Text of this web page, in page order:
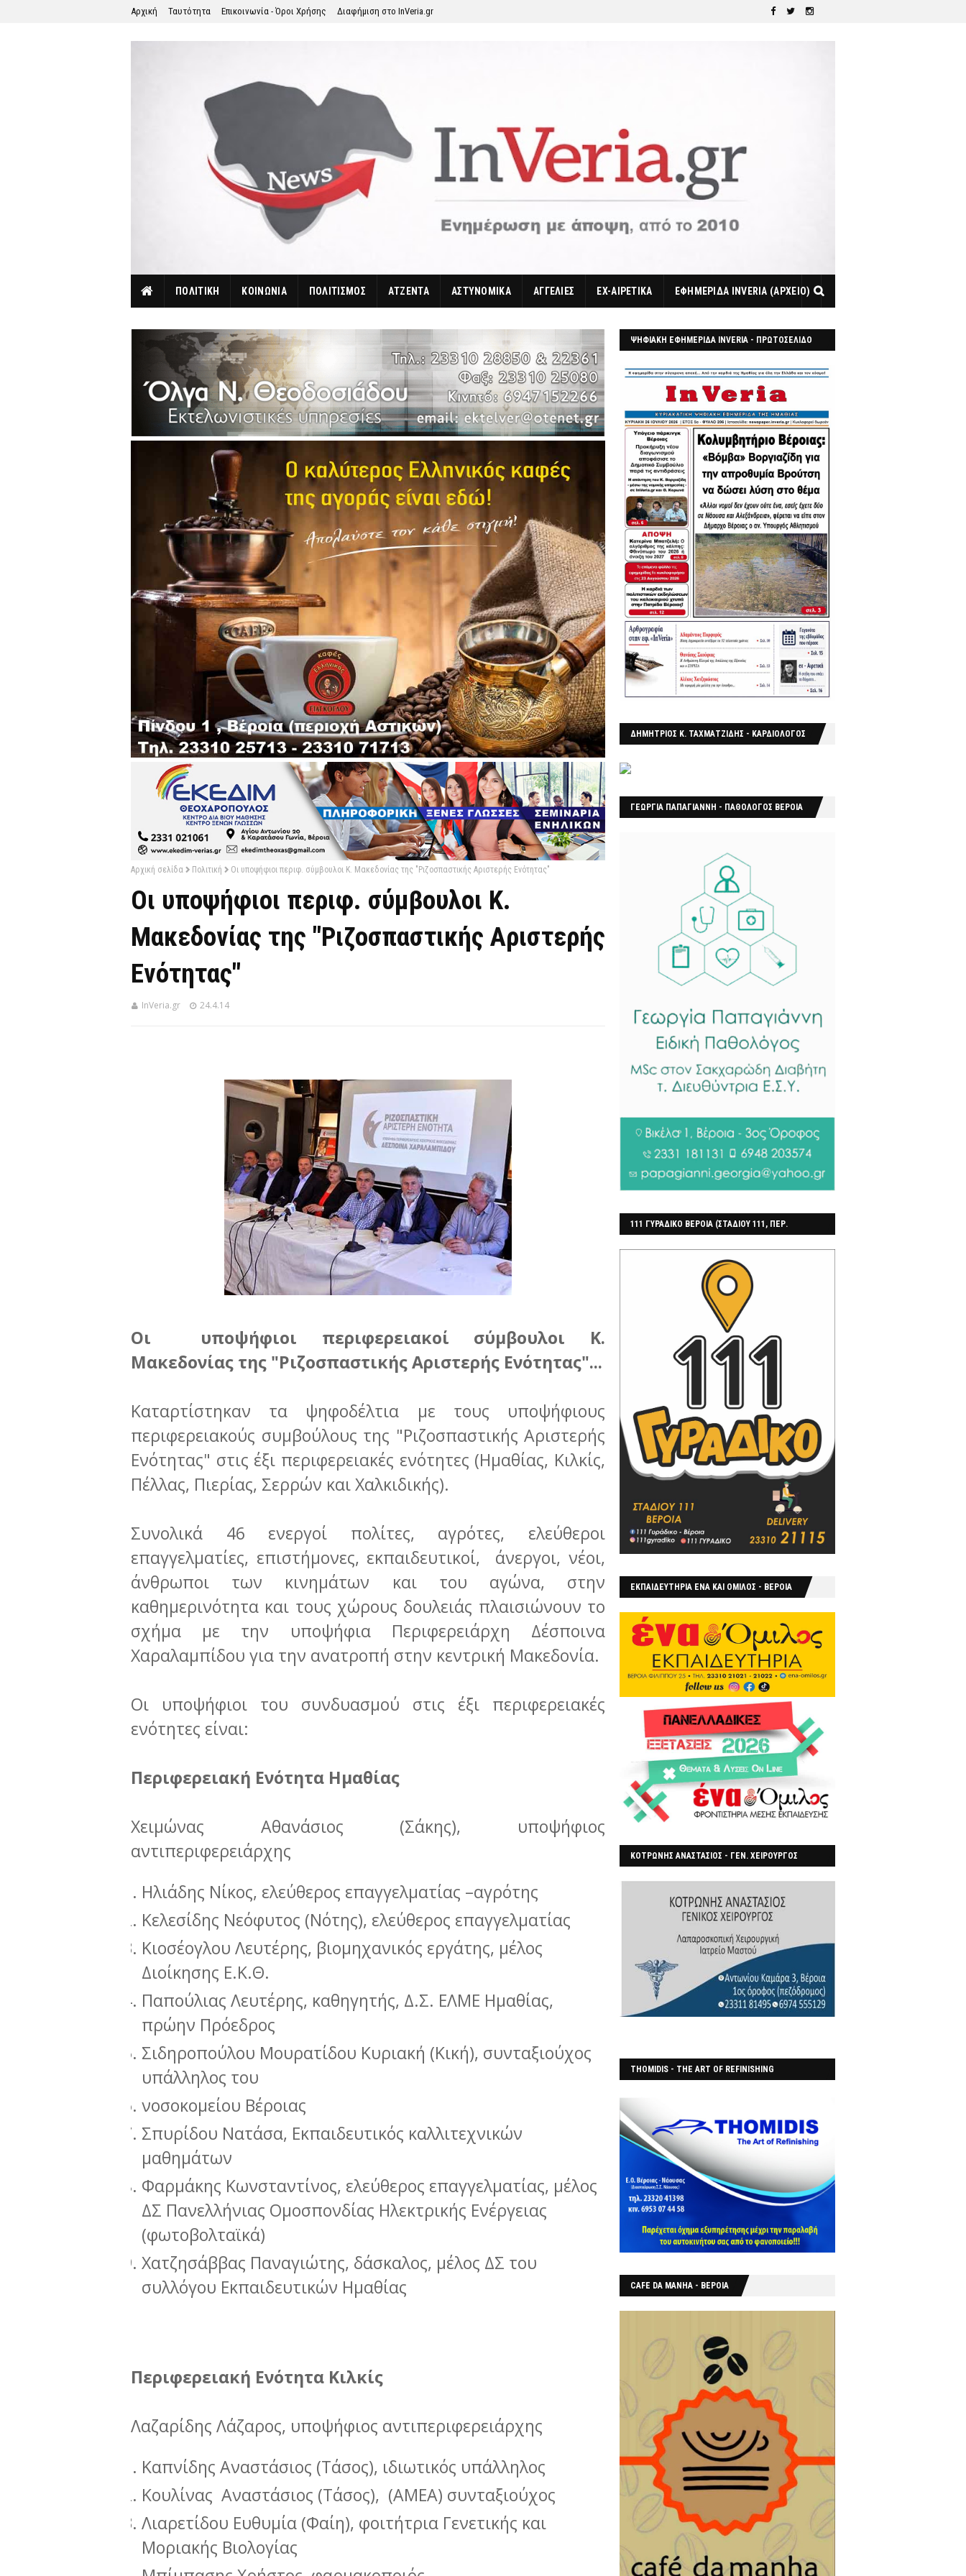
Αρχική Ταυτότητα Επικοινωνία - Όροι Χρήσης Διαφήμιση στο InVeria.gr
ΠΟΛΙΤΙΚΗ ΚΟΙΝΩΝΙΑ ΠΟΛΙΤΙΣΜΟΣ ΑΤΖΕΝΤΑ ΑΣΤΥΝΟΜΙΚΑ ΑΓΓΕΛΙΕΣ EX-ΑΙΡΕΤΙΚΑ ΕΦΗΜΕΡΙΔΑ INVERIA (ΑΡΧΕΙΟ)
Αρχική σελίδα Πολιτική Οι υποψήφιοι περιφ. σύμβουλοι Κ. Μακεδονίας της "Ριζοσπαστικής Αριστερής Ενότητας"
Οι υποψήφιοι περιφ. σύμβουλοι Κ.
Μακεδονίας της "Ριζοσπαστικής Αριστερής
Ενότητας"
InVeria.gr 24.4.14
Οι υποψήφιοι περιφερειακοί σύμβουλοι Κ.
Μακεδονίας της "Ριζοσπαστικής Αριστερής Ενότητας"...
Καταρτίστηκαν τα ψηφοδέλτια με τους υποψήφιους
περιφερειακούς συμβούλους της "Ριζοσπαστικής Αριστερής
Ενότητας" στις έξι περιφερειακές ενότητες (Ημαθίας, Κιλκίς,
Πέλλας, Πιερίας, Σερρών και Χαλκιδικής).
Συνολικά 46 ενεργοί πολίτες, αγρότες, ελεύθεροι
επαγγελματίες, επιστήμονες, εκπαιδευτικοί, άνεργοι, νέοι,
άνθρωποι των κινημάτων και του αγώνα, στην
καθημερινότητα και τους χώρους δουλειάς πλαισιώνουν το
σχήμα με την υποψήφια Περιφερειάρχη Δέσποινα
Χαραλαμπίδου για την ανατροπή στην κεντρική Μακεδονία.
Οι υποψήφιοι του συνδυασμού στις έξι περιφερειακές
ενότητες είναι:
Περιφερειακή Ενότητα Ημαθίας
Χειμώνας Αθανάσιος (Σάκης), υποψήφιος
αντιπεριφερειάρχης
Ηλιάδης Νίκος, ελεύθερος επαγγελματίας –αγρότης
Κελεσίδης Νεόφυτος (Νότης), ελεύθερος επαγγελματίας
Κιοσέογλου Λευτέρης, βιομηχανικός εργάτης, μέλος
Διοίκησης Ε.Κ.Θ.
Παπούλιας Λευτέρης, καθηγητής, Δ.Σ. ΕΛΜΕ Ημαθίας,
πρώην Πρόεδρος
Σιδηροπούλου Μουρατίδου Κυριακή (Κική), συνταξιούχος
υπάλληλος του
νοσοκομείου Βέροιας
Σπυρίδου Νατάσα, Εκπαιδευτικός καλλιτεχνικών
μαθημάτων
Φαρμάκης Κωνσταντίνος, ελεύθερος επαγγελματίας, μέλος
ΔΣ Πανελλήνιας Ομοσπονδίας Ηλεκτρικής Ενέργειας
(φωτοβολταϊκά)
Χατζησάββας Παναγιώτης, δάσκαλος, μέλος ΔΣ του
συλλόγου Εκπαιδευτικών Ημαθίας
Περιφερειακή Ενότητα Κιλκίς
Λαζαρίδης Λάζαρος, υποψήφιος αντιπεριφερειάρχης
Καπνίδης Αναστάσιος (Τάσος), ιδιωτικός υπάλληλος
Κουλίνας Αναστάσιος (Τάσος), (ΑΜΕΑ) συνταξιούχος
Λιαρετίδου Ευθυμία (Φαίη), φοιτήτρια Γενετικής και
Μοριακής Βιολογίας
ΨΗΦΙΑΚΗ ΕΦΗΜΕΡΙΔΑ INVERIA - ΠΡΩΤΟΣΕΛΙΔΟ
ΔΗΜΗΤΡΙΟΣ Κ. ΤΑΧΜΑΤΖΙΔΗΣ - ΚΑΡΔΙΟΛΟΓΟΣ
ΓΕΩΡΓΙΑ ΠΑΠΑΓΙΑΝΝΗ - ΠΑΘΟΛΟΓΟΣ ΒΕΡΟΙΑ
111 ΓΥΡΑΔΙΚΟ ΒΕΡΟΙΑ (ΣΤΑΔΙΟΥ 111, ΠΕΡ.
ΕΚΠΑΙΔΕΥΤΗΡΙΑ ΕΝΑ ΚΑΙ ΟΜΙΛΟΣ - ΒΕΡΟΙΑ
ΚΟΤΡΩΝΗΣ ΑΝΑΣΤΑΣΙΟΣ - ΓΕΝ. ΧΕΙΡΟΥΡΓΟΣ
THOMIDIS - THE ART OF REFINISHING
CAFE DA MANHA - ΒΕΡΟΙΑ